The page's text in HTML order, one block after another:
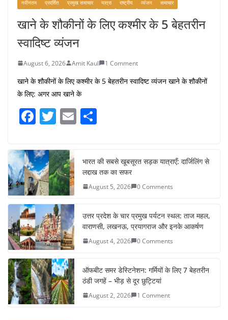
नवीनतम प्रदर्शित प्रमुख समाचार यात्रा राष्ट्रीय व्यंजन समाचार
खाने के शौकीनों के लिए कश्मीर के 5 बेहतरीन
स्वादिष्ट व्यंजन
August 6, 2026 Amit Kaul 1 Comment
खाने के शौकीनों के लिए कश्मीर के 5 बेहतरीन स्वादिष्ट व्यंजन खाने के शौकीनों
के लिए: अगर आप खाने के
F
c
e
b
o
o
k
T
itt
er
E
e
भारत की सबसे खूबसूरत सड़क यात्राएँ: दार्जिलिंग से
लद्दाख तक का सफर
August 5, 2026 0 Comments
उत्तर प्रदेश के चार प्रमुख पर्यटन स्थल: ताज महल,
वाराणसी, लखनऊ, प्रयागराज और इनके आकर्षण
August 4, 2026 0 Comments
ऑफबीट समर डेस्टिनेशन: गर्मियों के लिए 7 बेहतरीन
ठंडी जगहें – भीड़ से दूर छुट्टियां
August 2, 2026 1 Comment